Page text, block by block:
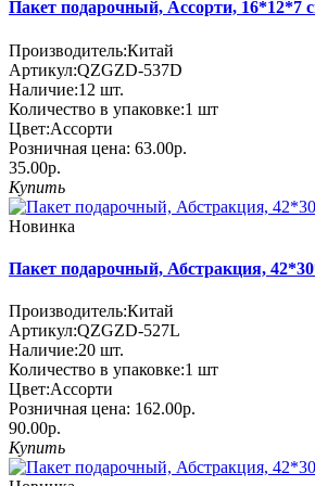
Пакет подарочный, Ассорти, 16*12*7
Производитель:Китай
Артикул:QZGZD-537D
Наличие:12 шт.
Количество в упаковке:1 шт
Цвет:Ассорти
Розничная цена: 63.00р.
35.00р.
Купить
Новинка
Пакет подарочный, Абстракция,
Производитель:Китай
Артикул:QZGZD-527L
Наличие:20 шт.
Количество в упаковке:1 шт
Цвет:Ассорти
Розничная цена: 162.00р.
90.00р.
Купить